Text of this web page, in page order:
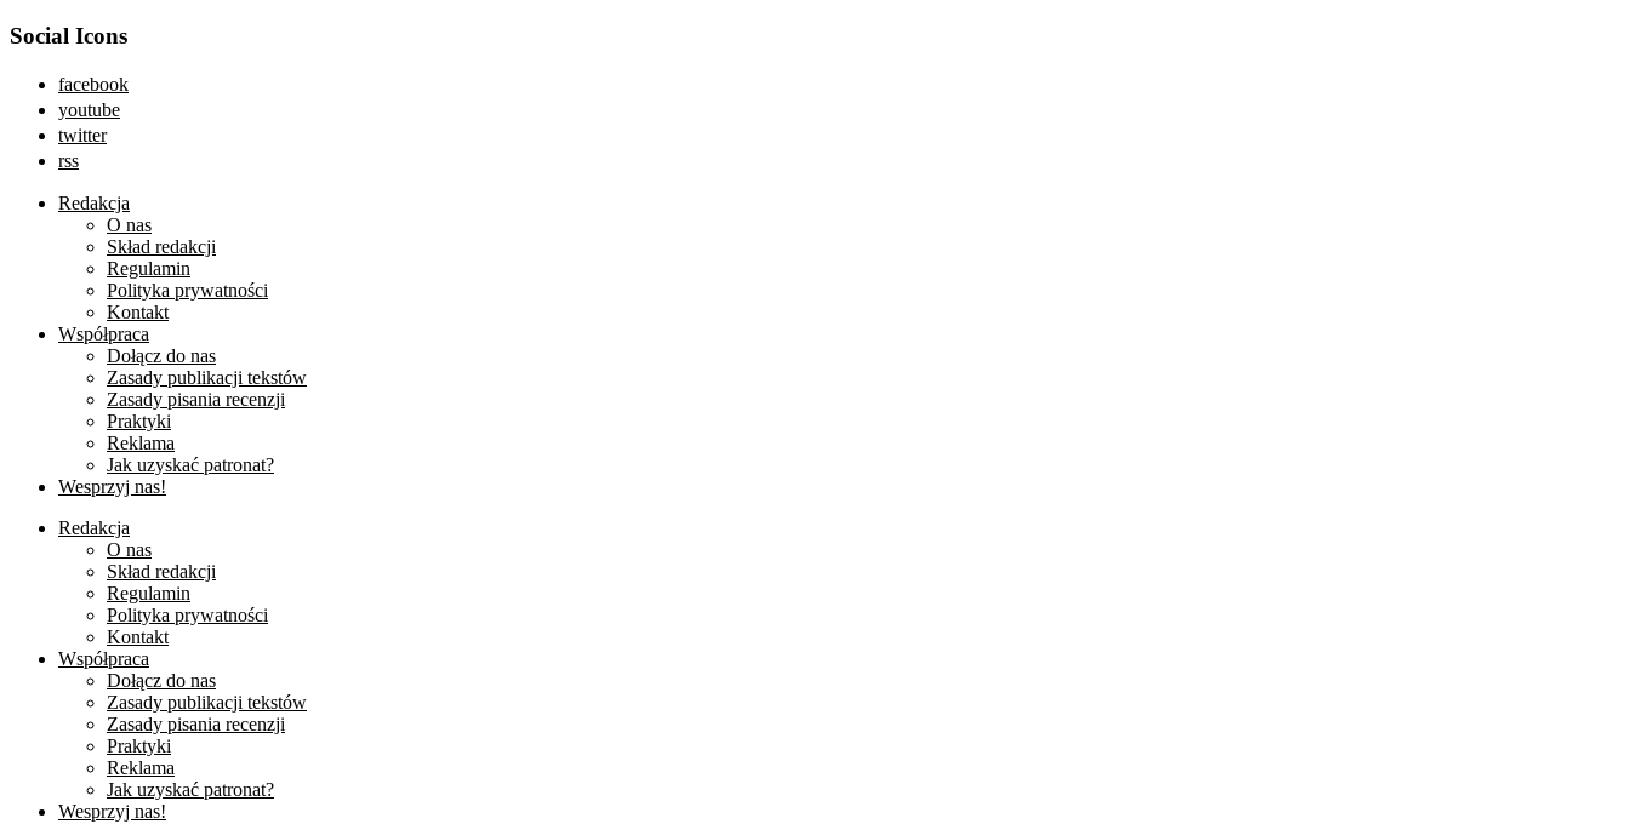
Social Icons
facebook
youtube
twitter
rss
Redakcja
O nas
Skład redakcji
Regulamin
Polityka prywatności
Kontakt
Współpraca
Dołącz do nas
Zasady publikacji tekstów
Zasady pisania recenzji
Praktyki
Reklama
Jak uzyskać patronat?
Wesprzyj nas!
Redakcja
O nas
Skład redakcji
Regulamin
Polityka prywatności
Kontakt
Współpraca
Dołącz do nas
Zasady publikacji tekstów
Zasady pisania recenzji
Praktyki
Reklama
Jak uzyskać patronat?
Wesprzyj nas!